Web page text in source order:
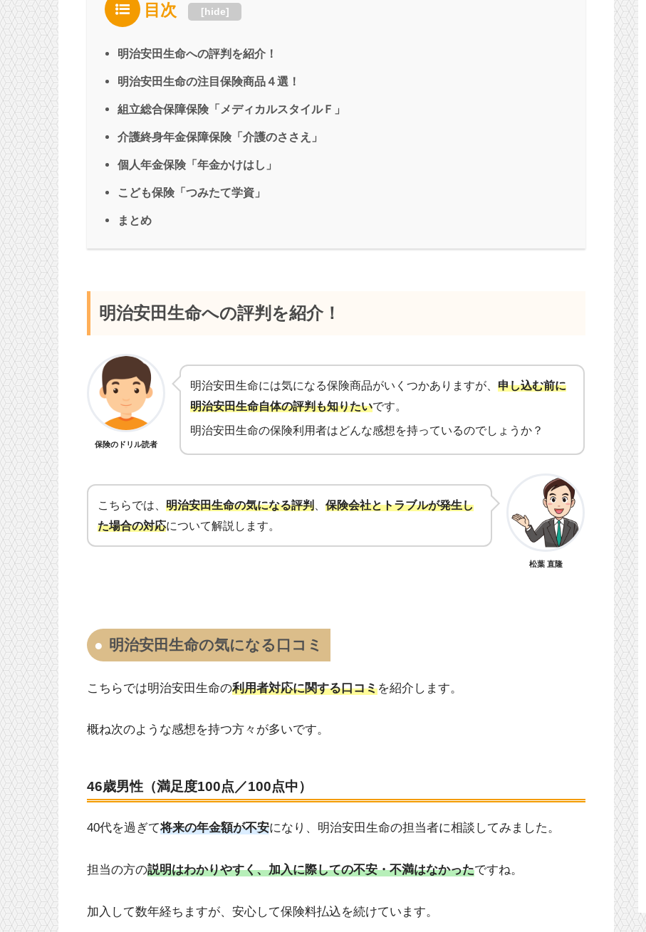
目次 [hide]
明治安田生命への評判を紹介！
明治安田生命の注目保険商品４選！
組立総合保障保険「メディカルスタイルＦ」
介護終身年金保障保険「介護のささえ」
個人年金保険「年金かけはし」
こども保険「つみたて学資」
まとめ
明治安田生命への評判を紹介！
保険のドリル読者
明治安田生命には気になる保険商品がいくつかありますが、 申し込む前に
明治安田生命自体の評判も知りたいです。
明治安田生命の保険利用者はどんな感想を持っているのでしょうか？
こちらでは、 明治安田生命の気になる評判
保険会社とトラブルが発生し
た場合の対応について解説します。
松葉 直隆
明治安田生命の気になる口コミ
こちらでは明治安田生命の利用者対応に関する口コミを紹介します。
概ね次のような感想を持つ方々が多いです。
46歳男性（満足度100点／100点中）
40代を過ぎて将来の年金額が不安になり、明治安田生命の担当者に相談してみました。
担当の方の説明はわかりやすく、加入に際しての不安・不満はなかったですね。
加入して数年経ちますが、安心して保険料払込を続けています。